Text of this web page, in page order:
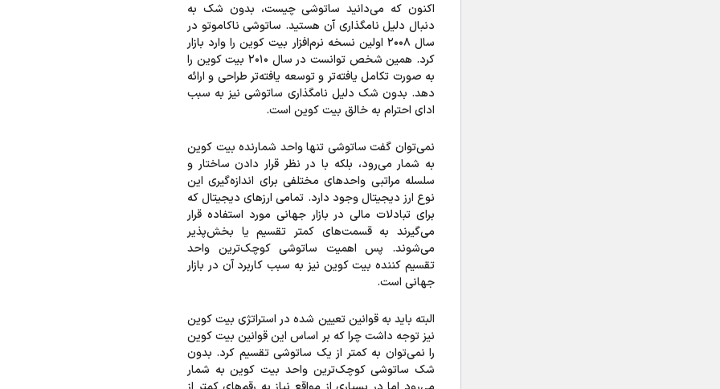
اکنون که می‌دانید ساتوشی چیست، بدون شک به
دنبال دلیل نامگذاری آن هستید. ساتوشی ناکاموتو در
سال ۲۰۰۸ اولین نسخه نرم‌افزار بیت کوین را وارد بازار
کرد. همین شخص توانست در سال ۲۰۱۰ بیت کوین را
به صورت تکامل یافته‌تر و توسعه یافته‌تر طراحی و ارائه
دهد. بدون شک دلیل نامگذاری ساتوشی نیز به سبب
ادای احترام به خالق بیت کوین است.
نمی‌توان گفت ساتوشی تنها واحد شمارنده بیت کوین
به شمار می‌رود، بلکه با در نظر قرار دادن ساختار و
سلسله مراتبی واحدهای مختلفی برای اندازه‌گیری این
نوع ارز دیجیتال وجود دارد. تمامی ارزهای دیجیتال که
برای تبادلات مالی در بازار جهانی مورد استفاده قرار
می‌گیرند به قسمت‌های کمتر تقسیم یا بخش‌پذیر
می‌شوند. پس اهمیت ساتوشی کوچک‌ترین واحد
تقسیم کننده بیت کوین نیز به سبب کاربرد آن در بازار
جهانی است.
البته باید به قوانین تعیین شده در استراتژی بیت کوین
نیز توجه داشت چرا که بر اساس این قوانین بیت کوین
را نمی‌توان به کمتر از یک ساتوشی تقسیم کرد. بدون
شک ساتوشی کوچک‌ترین واحد بیت کوین به شمار